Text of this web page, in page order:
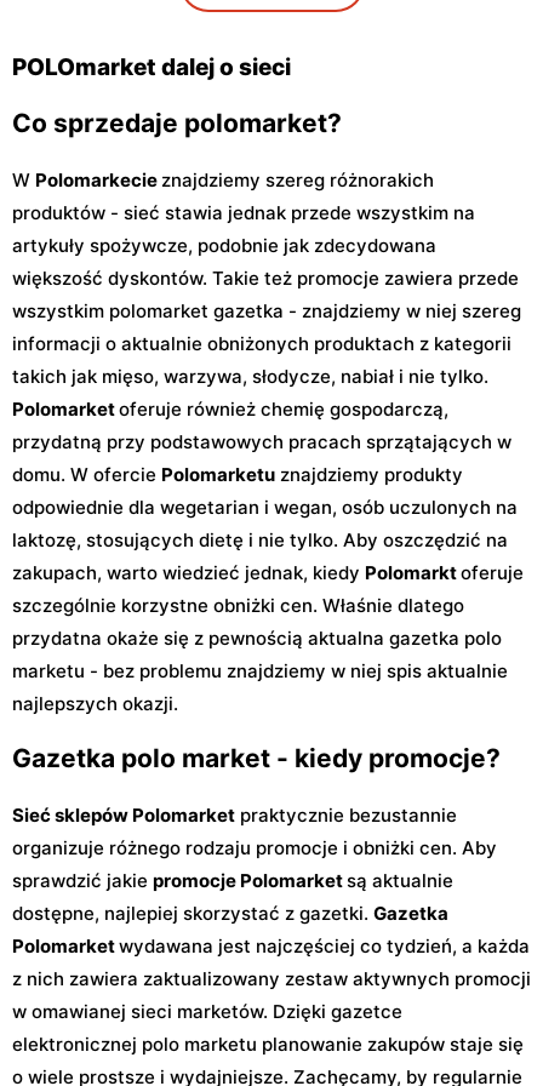
Brzozówka, ul. Owocowa
43
Władysławów, ul.
Jagiellońska 1A
POLOmarket dalej o sieci
Co sprzedaje polomarket?
W Polomarkecie znajdziemy szereg różnorakich
produktów - sieć stawia jednak przede wszystkim na
artykuły spożywcze, podobnie jak zdecydowana
większość dyskontów. Takie też promocje zawiera przede
wszystkim polomarket gazetka - znajdziemy w niej szereg
informacji o aktualnie obniżonych produktach z kategorii
takich jak mięso, warzywa, słodycze, nabiał i nie tylko.
Polomarketoferuje również chemię gospodarczą,
przydatną przy podstawowych pracach sprzątających w
domu. W ofercie Polomarketu znajdziemy produkty
odpowiednie dla wegetarian i wegan, osób uczulonych na
laktozę, stosujących dietę i nie tylko. Aby oszczędzić na
zakupach, warto wiedzieć jednak, kiedy Polomarktoferuje
szczególnie korzystne obniżki cen. Właśnie dlatego
przydatna okaże się z pewnością aktualna gazetka polo
marketu - bez problemu znajdziemy w niej spis aktualnie
najlepszych okazji.
Gazetka polo market - kiedy promocje?
Sieć sklepów Polomarket praktycznie bezustannie
organizuje różnego rodzaju promocje i obniżki cen. Aby
sprawdzić jakie promocje Polomarket są aktualnie
dostępne, najlepiej skorzystać z gazetki. Gazetka
Polomarketwydawana jest najczęściej co tydzień, a każda
z nich zawiera zaktualizowany zestaw aktywnych promocji
w omawianej sieci marketów. Dzięki gazetce
elektronicznej polo marketu planowanie zakupów staje się
o wiele prostsze i wydajniejsze. Zachęcamy, by regularnie